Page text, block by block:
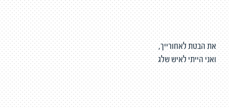
את הבטת לאחורייךֿ,
ואני הייתי לאיש שלג